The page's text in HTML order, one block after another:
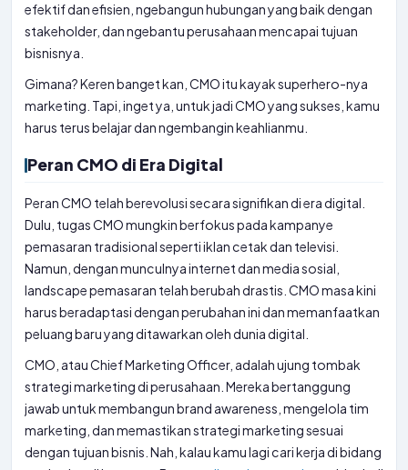
efektif dan efisien, ngebangun hubungan yang baik dengan
stakeholder, dan ngebantu perusahaan mencapai tujuan
bisnisnya.
Gimana? Keren banget kan, CMO itu kayak superhero-nya
marketing. Tapi, inget ya, untuk jadi CMO yang sukses, kamu
harus terus belajar dan ngembangin keahlianmu.
Peran CMO di Era Digital
Peran CMO telah berevolusi secara signifikan di era digital.
Dulu, tugas CMO mungkin berfokus pada kampanye
pemasaran tradisional seperti iklan cetak dan televisi.
Namun, dengan munculnya internet dan media sosial,
landscape pemasaran telah berubah drastis. CMO masa kini
harus beradaptasi dengan perubahan ini dan memanfaatkan
peluang baru yang ditawarkan oleh dunia digital.
CMO, atau Chief Marketing Officer, adalah ujung tombak
strategi marketing di perusahaan. Mereka bertanggung
jawab untuk membangun brand awareness, mengelola tim
marketing, dan memastikan strategi marketing sesuai
dengan tujuan bisnis. Nah, kalau kamu lagi cari kerja di bidang